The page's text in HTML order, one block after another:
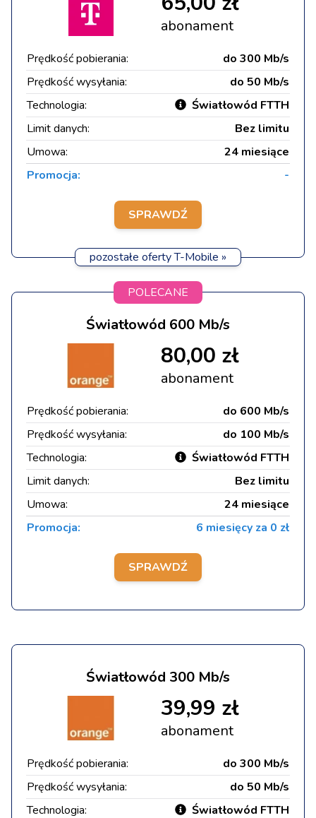
abonament
Prędkość pobierania:
do 300 Mb/s
Prędkość wysyłania:
do 50 Mb/s
Technologia:
Światłowód FTTH
Limit danych:
Bez limitu
Umowa:
24 miesiące
Promocja:
-
SPRAWDŹ
pozostałe oferty T-Mobile »
POLECANE
Światłowód 600 Mb/s
80,00 zł
abonament
Prędkość pobierania:
do 600 Mb/s
Prędkość wysyłania:
do 100 Mb/s
Technologia:
Światłowód FTTH
Limit danych:
Bez limitu
Umowa:
24 miesiące
Promocja:
6 miesięcy za 0 zł
SPRAWDŹ
Światłowód 300 Mb/s
39,99 zł
abonament
Prędkość pobierania:
do 300 Mb/s
Prędkość wysyłania:
do 50 Mb/s
Technologia:
Światłowód FTTH